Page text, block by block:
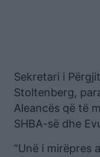
Sekretari i
Stoltenberg,
Aleancës që të
SHBA-së dhe
“Unë i mirëpres